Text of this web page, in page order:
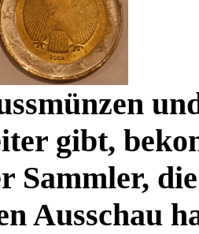
gibt,
Sammler,
Ausschau